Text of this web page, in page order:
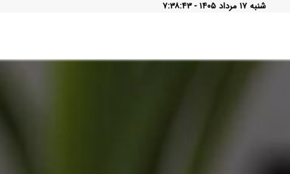
شنبه ۱۷ مرداد ۱۴۰۵ - ۷:۳۸:۴۴